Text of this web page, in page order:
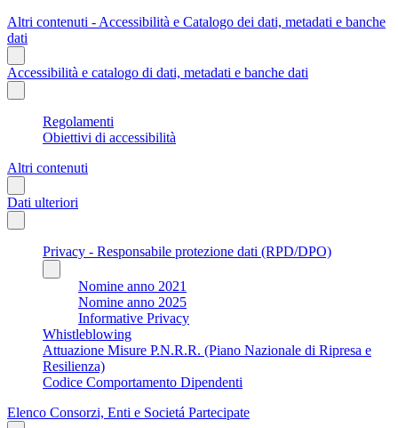
Altri contenuti - Accessibilità e Catalogo dei dati, metadati e banche
dati
Accessibilità e catalogo di dati, metadati e banche dati
Regolamenti
Obiettivi di accessibilità
Altri contenuti
Dati ulteriori
Privacy - Responsabile protezione dati (RPD/DPO)
Nomine anno 2021
Nomine anno 2025
Informative Privacy
Whistleblowing
Attuazione Misure P.N.R.R. (Piano Nazionale di Ripresa e
Resilienza)
Codice Comportamento Dipendenti
Elenco Consorzi, Enti e Societá Partecipate